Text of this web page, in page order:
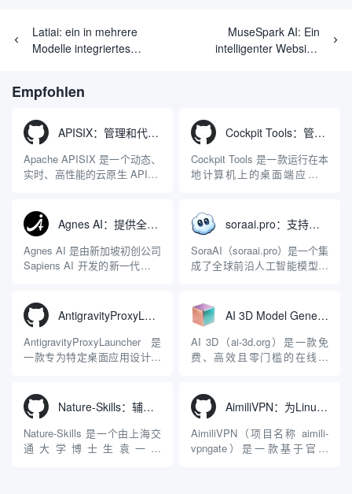
Latiai: ein in mehrere
Modelle integriertes
MuseSpark AI: Ein
intelligenter Website-
automatische lokale
Kundenakquise unterstützt
Empfohlen
APISIX：管理和代理API及大模型流量的高性能网关
Apache APISIX 是一个动态、
实时、高性能的云原生 API 网
LuaJIT 构建，并在 2019 年作
为顶级开源项目捐赠给
Apache 软件基金会。APISIX
彻底摒...
Cockpit Tools：管理多个AI编程IDE账号与配置多开独立实例的本地桌面应用
Cockpit Tools 是一款运行在本
地计算机上的桌面端应用程
程助手的账号与运行环境而设
计。它目前支持包括
Antigravity IDE、Codex、
GitHub Copilo...
Agnes AI：提供全模态模型免费API、支持图文视频生成与复杂工程执行的智能体平台
Agnes AI 是由新加坡初创公司
Sapiens AI 开发的新一代多模
限制，提供集文本、图像、视
频生成于一体的“全模态”大模
型能力。平台的核心产品矩阵
包括主打自动化工作流的
soraai.pro：支持多模型文字转视频和图像生成的在线创作工具
SoraAI（soraai.pro）是一个集
成了全球前沿人工智能模型的
者、营销人员及广大用户提供
一站式、开箱即用的视觉内容
生成解决方案。网站的核心优
势在于其强大的多模型聚合能
AntigravityProxyLauncher：免TUN全局代理使用Antigravity IDE
AntigravityProxyLauncher 是
一款专为特定桌面应用设计的
Windows 平台。当用户使用桌
面版 Gemini 客户端或
Antigravity IDE ...
AI 3D Model Generator：通过文本和图像快速生成3D模型的在线工具
AI 3D（ai-3d.org）是一款免
费、高效且零门槛的在线AI
动Seed 3D两大行业领先的AI
模型架构，致力于帮助用户无
需掌握复杂的3D拓扑知识或昂
贵的专业软件，即可在...
Nature-Skills：辅助撰写学术论文和绘制科研图表的智能体插件
Nature-Skills 是一个由上海交
通大学博士生袁一哲
AimiliVPN：为Linux提供纯净出站家庭IP的VPN代理网关
AimiliVPN（项目名称 aimili-
vpngate）是一款基于官方